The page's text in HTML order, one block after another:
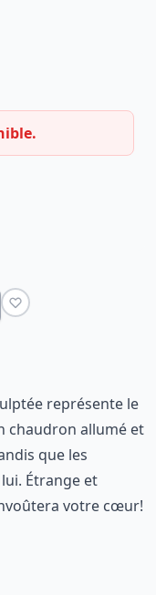
représente le
chaudron allumé et
que les
Étrange et
votre cœur!